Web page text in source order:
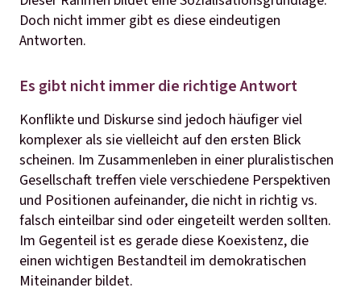
Doch nicht immer gibt es diese eindeutigen
Antworten.
Es gibt nicht immer die richtige Antwort
Konflikte und Diskurse sind jedoch häufiger viel
komplexer als sie vielleicht auf den ersten Blick
scheinen. Im Zusammenleben in einer pluralistischen
Gesellschaft treffen viele verschiedene Perspektiven
und Positionen aufeinander, die nicht in richtig vs.
falsch einteilbar sind oder eingeteilt werden sollten.
Im Gegenteil ist es gerade diese Koexistenz, die
einen wichtigen Bestandteil im demokratischen
Miteinander bildet.